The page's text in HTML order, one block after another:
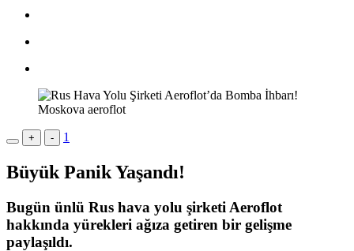
Moskova aeroflot
+ - 1
Büyük Panik Yaşandı!
Bugün ünlü Rus hava yolu şirketi Aeroflot
hakkında yürekleri ağıza getiren bir gelişme
paylaşıldı.